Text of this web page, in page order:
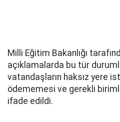
Milli Eğitim Bakanlığı
açıklamalarda bu tür
vatandaşların haksız yere
ödememesi ve gerekli
ifade edildi.